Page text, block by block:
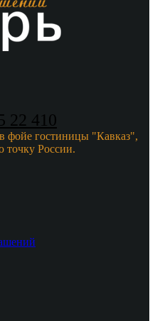
22 410
фойе гостиницы "Кавказ",
точку России.